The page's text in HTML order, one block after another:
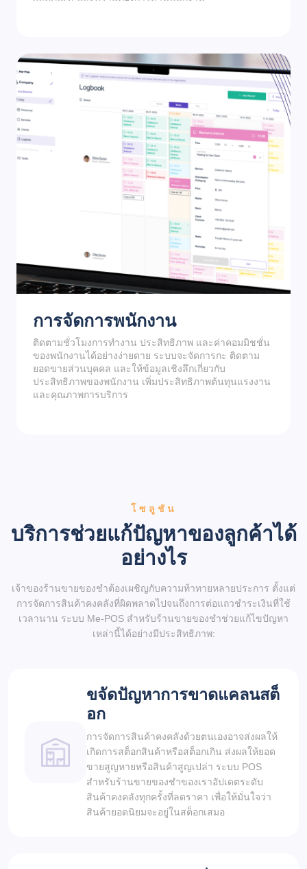
การจัดการพนักงาน
ติดตามชั่วโมงการทำงาน ประสิทธิภาพ และค่าคอมมิชชั่น
ของพนักงานได้อย่างง่ายดาย ระบบจะจัดการกะ ติดตาม
ยอดขายส่วนบุคคล และให้ข้อมูลเชิงลึกเกี่ยวกับ
ประสิทธิภาพของพนักงาน เพิ่มประสิทธิภาพต้นทุนแรงงาน
และคุณภาพการบริการ
โซลูชัน
บริการช่วยแก้ปัญหาของลูกค้าได้
อย่างไร
เจ้าของร้านขายของชำต้องเผชิญกับความท้าทายหลายประการ ตั้งแต่
การจัดการสินค้าคงคลังที่ผิดพลาดไปจนถึงการต่อแถวชำระเงินที่ใช้
เวลานาน ระบบ Me-POS สำหรับร้านขายของชำช่วยแก้ไขปัญหา
เหล่านี้ได้อย่างมีประสิทธิภาพ:
ขจัดปัญหาการขาดแคลนสต็
อก
การจัดการสินค้าคงคลังด้วยตนเองอาจส่งผลให้
เกิดการสต็อกสินค้าหรือสต็อกเกิน ส่งผลให้ยอด
ขายสูญหายหรือสินค้าสูญเปล่า ระบบ POS
สำหรับร้านขายของชำของเราอัปเดตระดับ
สินค้าคงคลังทุกครั้งที่ลดราคา เพื่อให้มั่นใจว่า
สินค้ายอดนิยมจะอยู่ในสต็อกเสมอ